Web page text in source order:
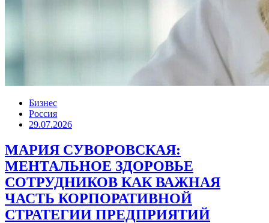
Бизнес
Россия
29.07.2026
МАРИЯ СУВОРОВСКАЯ:
МЕНТАЛЬНОЕ ЗДОРОВЬЕ
СОТРУДНИКОВ КАК ВАЖНАЯ
ЧАСТЬ КОРПОРАТИВНОЙ
СТРАТЕГИИ ПРЕДПРИЯТИЙ